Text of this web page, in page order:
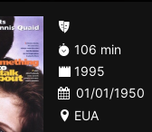
106 min
1995
01/01/1950
EUA